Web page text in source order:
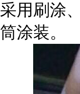
采用刷涂
筒涂装。